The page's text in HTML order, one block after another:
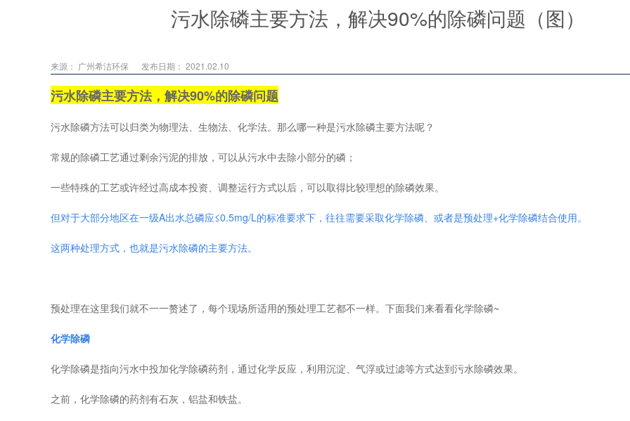
污水除磷主要方法，解决90%的除磷问题（图）
来源： 广州希洁环保 发布日期： 2021.02.10
污水除磷主要方法，解决90%的除磷问题
污水除磷方法可以归类为物理法、生物法、化学法。那么哪一种是污水除磷主要方法呢？
常规的除磷工艺通过剩余污泥的排放，可以从污水中去除小部分的磷；
一些特殊的工艺或许经过高成本投资、调整运行方式以后，可以取得比较理想的除磷效果。
但对于大部分地区在一级A出水总磷应≤0.5mg/L的标准要求下，往往需要采取化学除磷、或者是预处理+化学除磷结合使用。
这两种处理方式，也就是污水除磷的主要方法。
预处理在这里我们就不一一赘述了，每个现场所适用的预处理工艺都不一样。下面我们来看看化学除磷~
化学除磷
化学除磷是指向污水中投加化学除磷药剂，通过化学反应，利用沉淀、气浮或过滤等方式达到污水除磷效果。
之前，化学除磷的药剂有石灰，铝盐和铁盐。